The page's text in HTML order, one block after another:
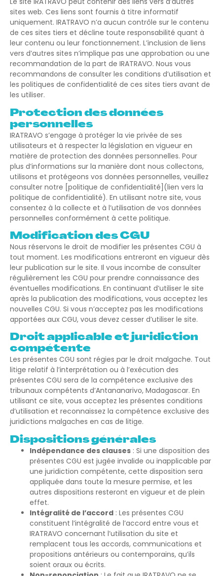
sites web. Ces liens sont fournis à titre informatif
uniquement. IRATRAVO n’a aucun contrôle sur le contenu
de ces sites tiers et décline toute responsabilité quant à
leur contenu ou leur fonctionnement. L’inclusion de liens
vers d’autres sites n’implique pas une approbation ou une
recommandation de la part de IRATRAVO. Nous vous
recommandons de consulter les conditions d’utilisation et
les politiques de confidentialité de ces sites tiers avant de
les utiliser.
Protection des données
personnelles
IRATRAVO s’engage à protéger la vie privée de ses
utilisateurs et à respecter la législation en vigueur en
matière de protection des données personnelles. Pour
plus d’informations sur la manière dont nous collectons,
utilisons et protégeons vos données personnelles, veuillez
consulter notre [politique de confidentialité](lien vers la
politique de confidentialité). En utilisant notre site, vous
consentez à la collecte et à l’utilisation de vos données
personnelles conformément à cette politique.
Modification des CGU
Nous réservons le droit de modifier les présentes CGU à
tout moment. Les modifications entreront en vigueur dès
leur publication sur le site. Il vous incombe de consulter
régulièrement les CGU pour prendre connaissance des
éventuelles modifications. En continuant d’utiliser le site
après la publication des modifications, vous acceptez les
nouvelles CGU. Si vous n’acceptez pas les modifications
apportées aux CGU, vous devez cesser d’utiliser le site.
Droit applicable et juridiction
compétente
Les présentes CGU sont régies par le droit malgache. Tout
litige relatif à l’interprétation ou à l’exécution des
présentes CGU sera de la compétence exclusive des
tribunaux compétents d’Antananarivo, Madagascar. En
utilisant ce site, vous acceptez les présentes conditions
d’utilisation et reconnaissez la compétence exclusive des
juridictions malgaches en cas de litige.
Dispositions générales
Indépendance des clauses : Si une disposition des
présentes CGU est jugée invalide ou inapplicable par
une juridiction compétente, cette disposition sera
appliquée dans toute la mesure permise, et les
autres dispositions resteront en vigueur et de plein
effet.
Intégralité de l’accord : Les présentes CGU
constituent l’intégralité de l’accord entre vous et
IRATRAVO concernant l’utilisation du site et
remplacent tous les accords, communications et
propositions antérieurs ou contemporains, qu’ils
soient oraux ou écrits.